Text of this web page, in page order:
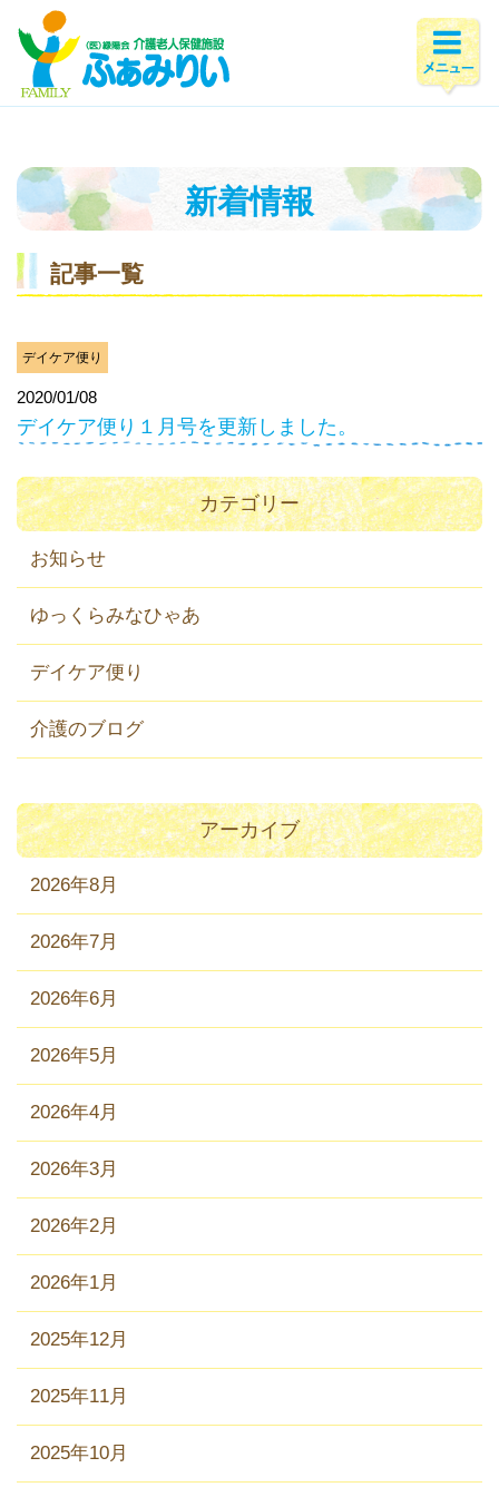
新着情報
記事一覧
デイケア便り
2020/01/08
デイケア便り１月号を更新しました。
カテゴリー
お知らせ
ゆっくらみなひゃあ
デイケア便り
介護のブログ
アーカイブ
2026年8月
2026年7月
2026年6月
2026年5月
2026年4月
2026年3月
2026年2月
2026年1月
2025年12月
2025年11月
2025年10月